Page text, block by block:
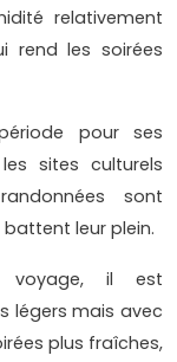
relativement
rend les soirées
pour ses
sites culturels
sont
leur plein.
voyage, il est
légers mais avec
plus fraîches,